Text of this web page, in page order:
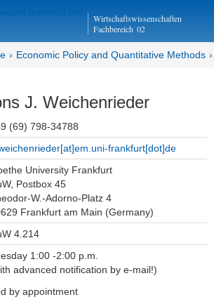
Wirtschaftswissenschaften
Fachbereich 02
Close
and
Weichenrieder
(Team Assistant)
Economic Policy and Quantitative Methods
J. Weichenrieder
(69) 798-34788
frankfurt[dot]de
University Frankfurt
Postbox 45
W.-Adorno-Platz 4
Frankfurt am Main (Germany)
4.214
1:00 -2:00 p.m.
advanced notification by e-mail!)
by appointment